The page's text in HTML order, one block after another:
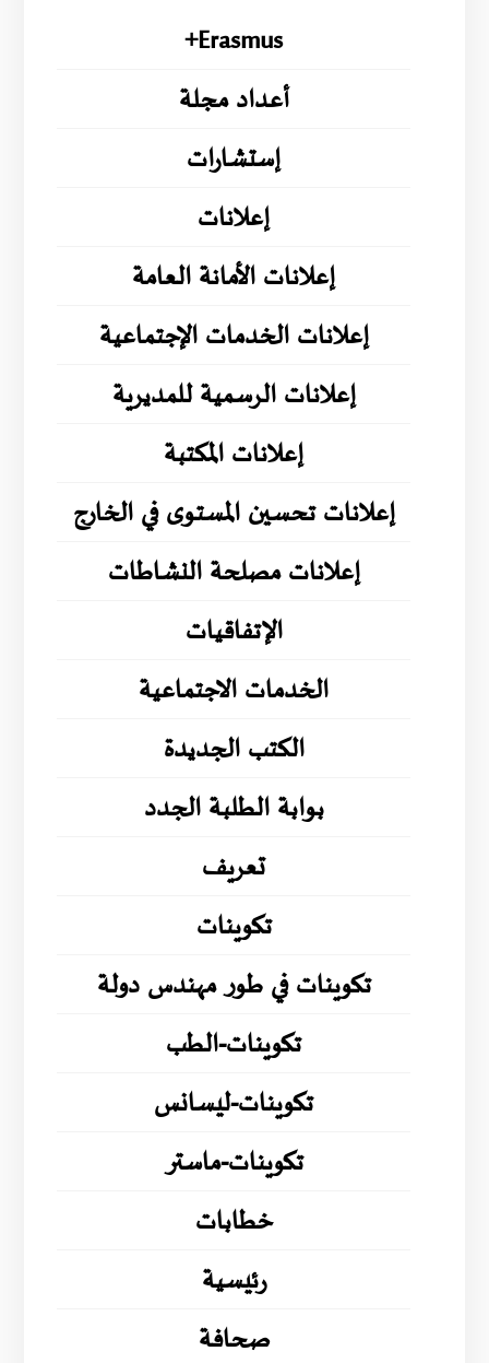
Erasmus+
أعداد مجلة
إستشارات
إعلانات
إعلانات الأمانة العامة
إعلانات الخدمات الإجتماعية
إعلانات الرسمية للمديرية
إعلانات المكتبة
إعلانات تحسين المستوى في الخارج
إعلانات مصلحة النشاطات
الإتفاقيات
الخدمات الاجتماعية
الكتب الجديدة
بوابة الطلبة الجدد
تعريف
تكوينات
تكوينات في طور مهندس دولة
تكوينات-الطب
تكوينات-ليسانس
تكوينات-ماستر
خطابات
رئيسية
صحافة